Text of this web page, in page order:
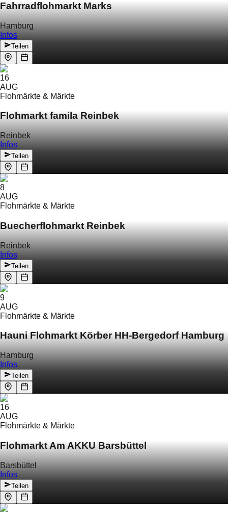
Fahrradflohmarkt Marks
Hamburg
Infos
Teilen
16
AUG
Flohmärkte & Märkte
Flohmarkt famila Reinbek
Reinbek
Infos
Teilen
8
AUG
Flohmärkte & Märkte
Buecherflohmarkt Reinbek
Reinbek
Infos
Teilen
9
AUG
Flohmärkte & Märkte
Hauni Flohmarkt Körber HH-Bergedorf Hamburg
Hamburg
Infos
Teilen
16
AUG
Flohmärkte & Märkte
Flohmarkt Am AKKU Barsbüttel
Barsbüttel
Infos
Teilen